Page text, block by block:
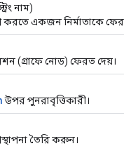
নাম)
একজন নির্মাতাকে
(গ্রাফে নোড) ফেরত দেয়।
উপর পুনরাবৃত্তিকারী।
তৈরি করুন।